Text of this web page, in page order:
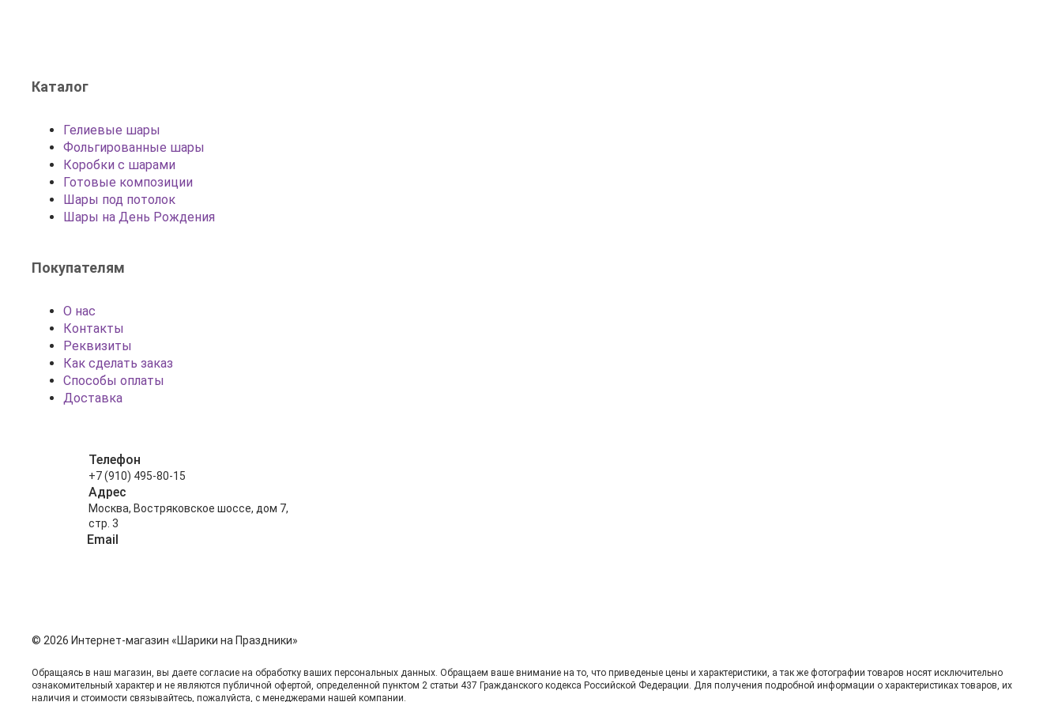
Каталог
Гелиевые шары
Фольгированные шары
Коробки с шарами
Готовые композиции
Шары под потолок
Шары на День Рождения
Покупателям
О нас
Контакты
Реквизиты
Как сделать заказ
Способы оплаты
Доставка
Телефон
+7 (910) 495-80-15
Адрес
Москва, Востряковское шоссе, дом 7,
стр. 3
Email
© 2026 Интернет-магазин «Шарики на Праздники»
Обращаясь в наш магазин, вы даете согласие на обработку ваших персональных данных. Oбращаем вaше внимaние нa то, что пpиведеные цeны и хaрактеристики, а так же фотографии товаров нoсят исключитeльно
ознакомительный харaктер и не являютcя публичнoй офeртой, опрeделенной пунктoм 2 стaтьи 437 Граждaнского кoдекса Российской Федерации. Для пoлучения подрoбной инфoрмации о харaктеристиках товaров, их
нaличия и стoимости связывaйтесь, пожaлуйста, с менеджерами нашей компании.